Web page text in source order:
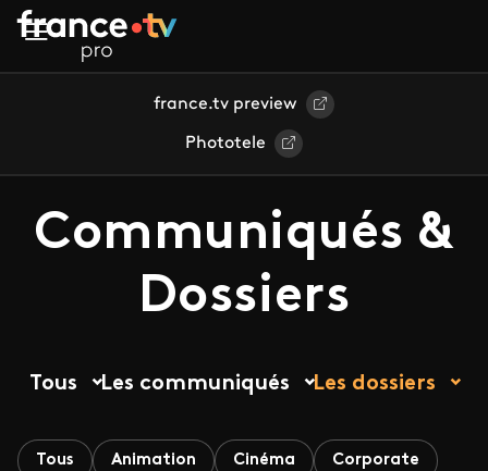
Aller au contenu principal
france.tv preview
Phototele
Communiqués &
Dossiers
Tous Les communiqués Les dossiers
Tous Animation Cinéma Corporate